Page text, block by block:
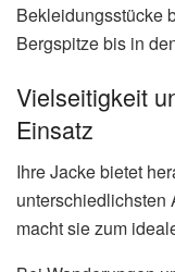
Bekleidungsstücke
Bergspitze bis in
Vielseitigkeit
Einsatz
Ihre Jacke bietet
unterschiedlichsten
macht sie zum